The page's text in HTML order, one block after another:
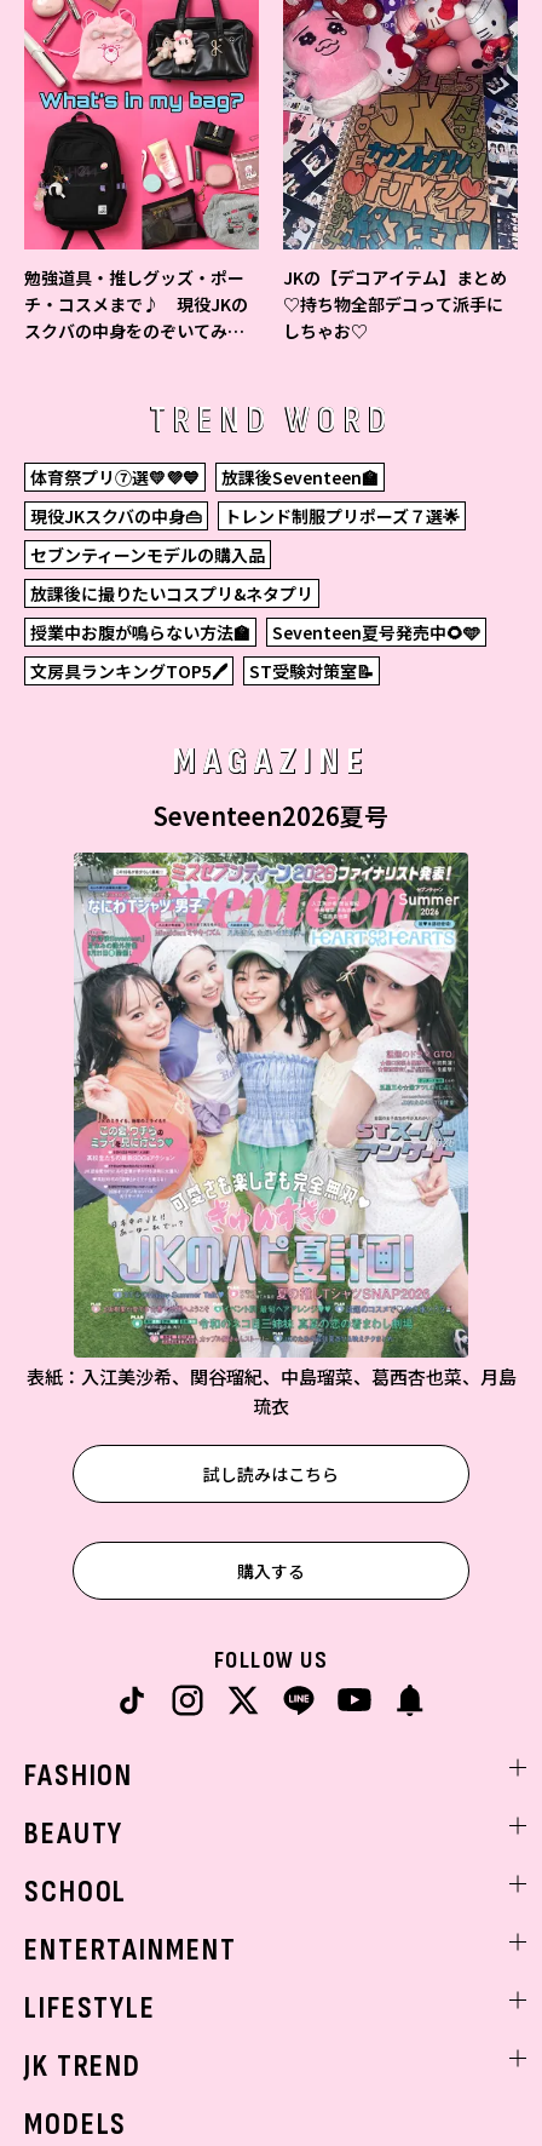
勉強道具・推しグッズ・ポー
チ・コスメまで♪ 現役JKの
スクバの中身をのぞいてみ
JKの【デコアイテム】まとめ
♡持ち物全部デコって派手に
しちゃお♡
TREND WORD
体育祭プリ⑦選💛💜💙
放課後Seventeen🏫
現役JKスクバの中身👜
トレンド制服プリポーズ７選🌟
セブンティーンモデルの購入品
放課後に撮りたいコスプリ&ネタプリ
授業中お腹が鳴らない方法🏫
Seventeen夏号発売中🌻🩵
文房具ランキングTOP5🖊
ST受験対策室📝
MAGAZINE
Seventeen2026夏号
表紙：入江美沙希、関谷瑠紀、中島瑠菜、葛西杏也菜、月島
琉衣
試し読みはこちら
購入する
FOLLOW US
FASHION
着回し
BEAUTY
ベストコスメ
ボディケア
SCHOOL
学校ヘアメイク
ENTERTAINMENT
K-POP
LIFESTYLE
モデルの購入品
JK TREND
MODELS